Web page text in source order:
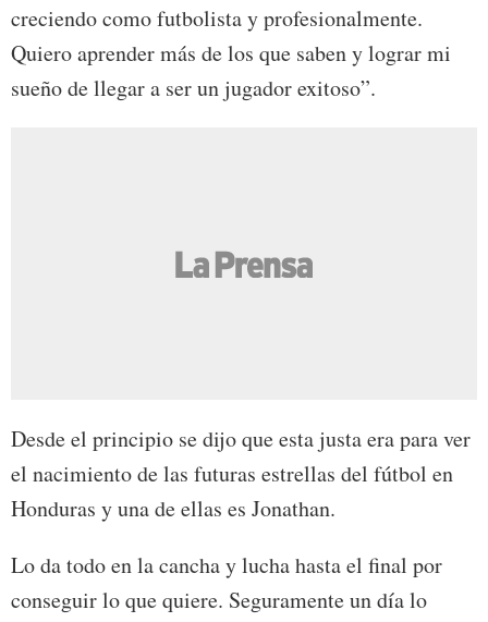
creciendo como futbolista y profesionalmente.
Quiero aprender más de los que saben y lograr mi
sueño de llegar a ser un jugador exitoso”.
Desde el principio se dijo que esta justa era para ver
el nacimiento de las futuras estrellas del fútbol en
Honduras y una de ellas es Jonathan.
Lo da todo en la cancha y lucha hasta el final por
conseguir lo que quiere. Seguramente un día lo